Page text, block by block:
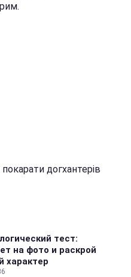
догхантерів
тест:
на фото и раскрой
характер